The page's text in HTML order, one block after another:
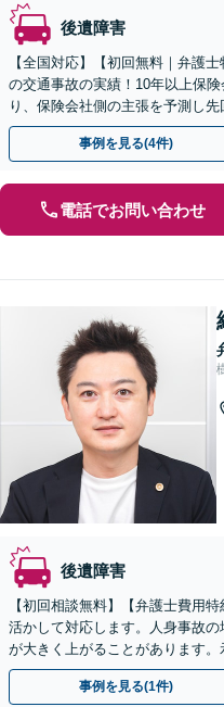
後遺障害
【全国対応】【初回無料｜弁護
の交通事故の実績！10年以上保
り、保険会社側の主張を予測し
ムとなり示談交渉、休業損害、
事例を見る(4件)
電話でお問い合わせ
後遺障害
【初回相談無料】【弁護士費用
活かして対応します。人身事故
が大きく上がることがあります
い。【全国オンライン対応】【
事例を見る(1件)